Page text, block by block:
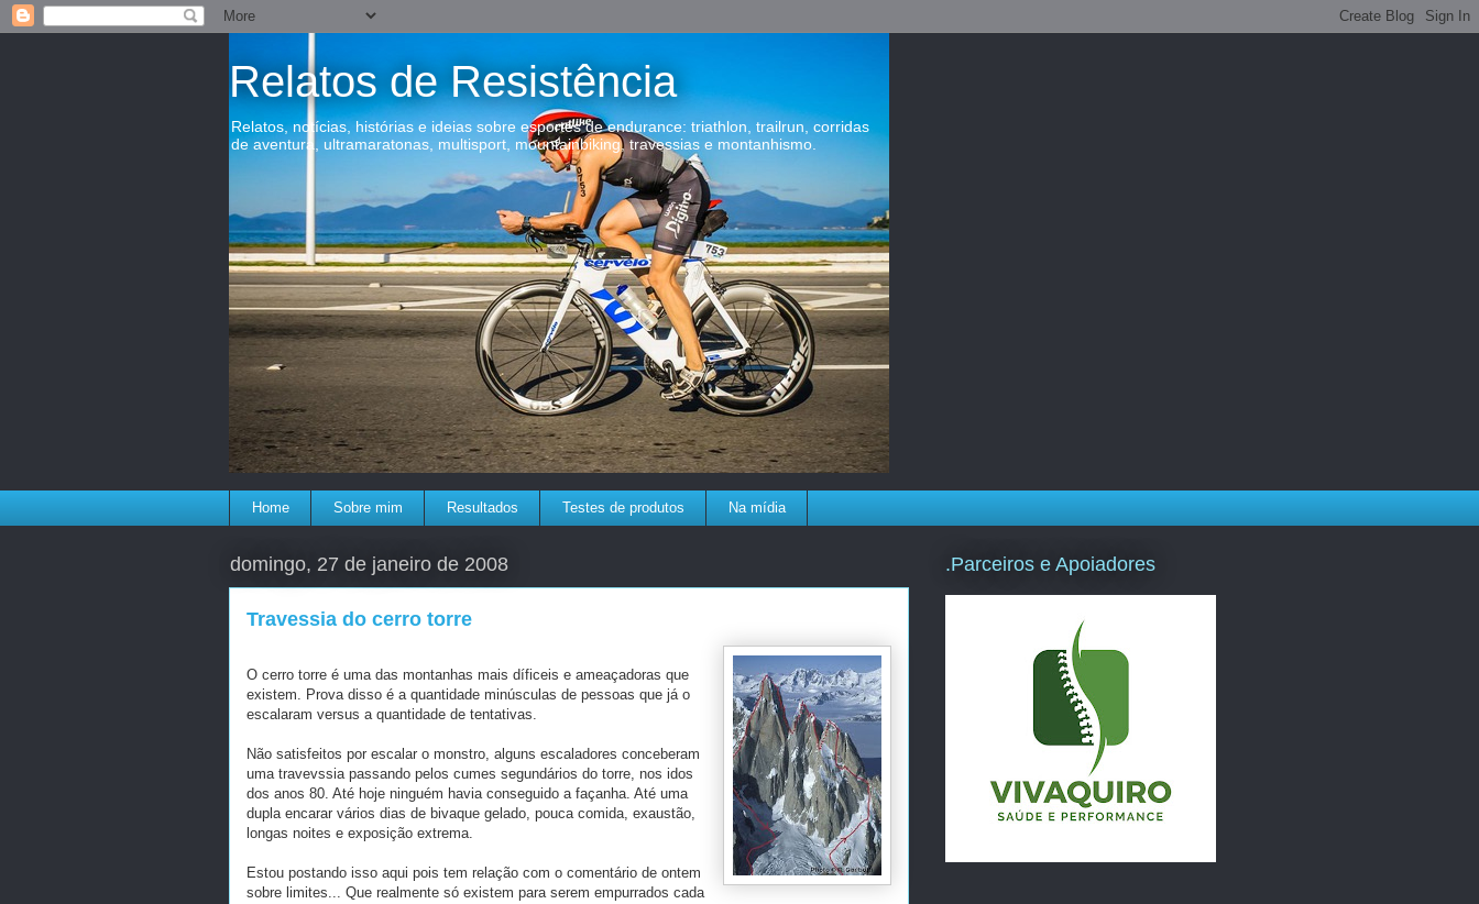
Relatos de Resistência
Relatos, notícias, histórias e ideias sobre esportes de endurance: triathlon, trailrun, corridas
de aventura, ultramaratonas, multisport, mountainbiking, travessias e montanhismo.
Home Sobre mim Resultados Testes de produtos Na mídia
domingo, 27 de janeiro de 2008
Travessia do cerro torre
O cerro torre é uma das montanhas mais díficeis e ameaçadoras que
existem. Prova disso é a quantidade minúsculas de pessoas que já o
escalaram versus a quantidade de tentativas.
Não satisfeitos por escalar o monstro, alguns escaladores conceberam
uma travevssia passando pelos cumes segundários do torre, nos idos
dos anos 80. Até hoje ninguém havia conseguido a façanha. Até uma
dupla encarar vários dias de bivaque gelado, pouca comida, exaustão,
longas noites e exposição extrema.
Estou postando isso aqui pois tem relação com o comentário de ontem
sobre limites... Que realmente só existem para serem empurrados cada
.Parceiros e Apoiadores